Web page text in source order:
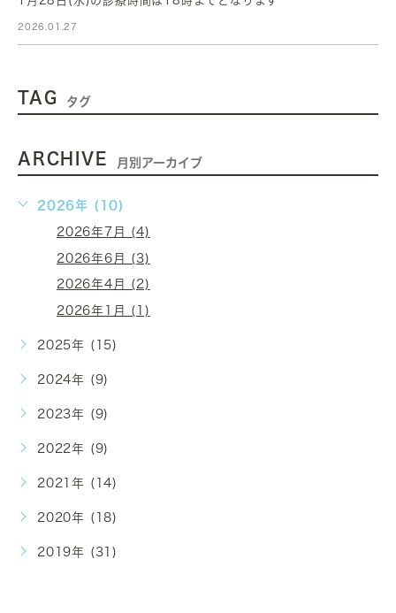
2026.01.27
TAG タグ
ARCHIVE 月別アーカイブ
2026年 (10)
2026年7月 (4)
2026年6月 (3)
2026年4月 (2)
2026年1月 (1)
2025年 (15)
2024年 (9)
2023年 (9)
2022年 (9)
2021年 (14)
2020年 (18)
2019年 (31)